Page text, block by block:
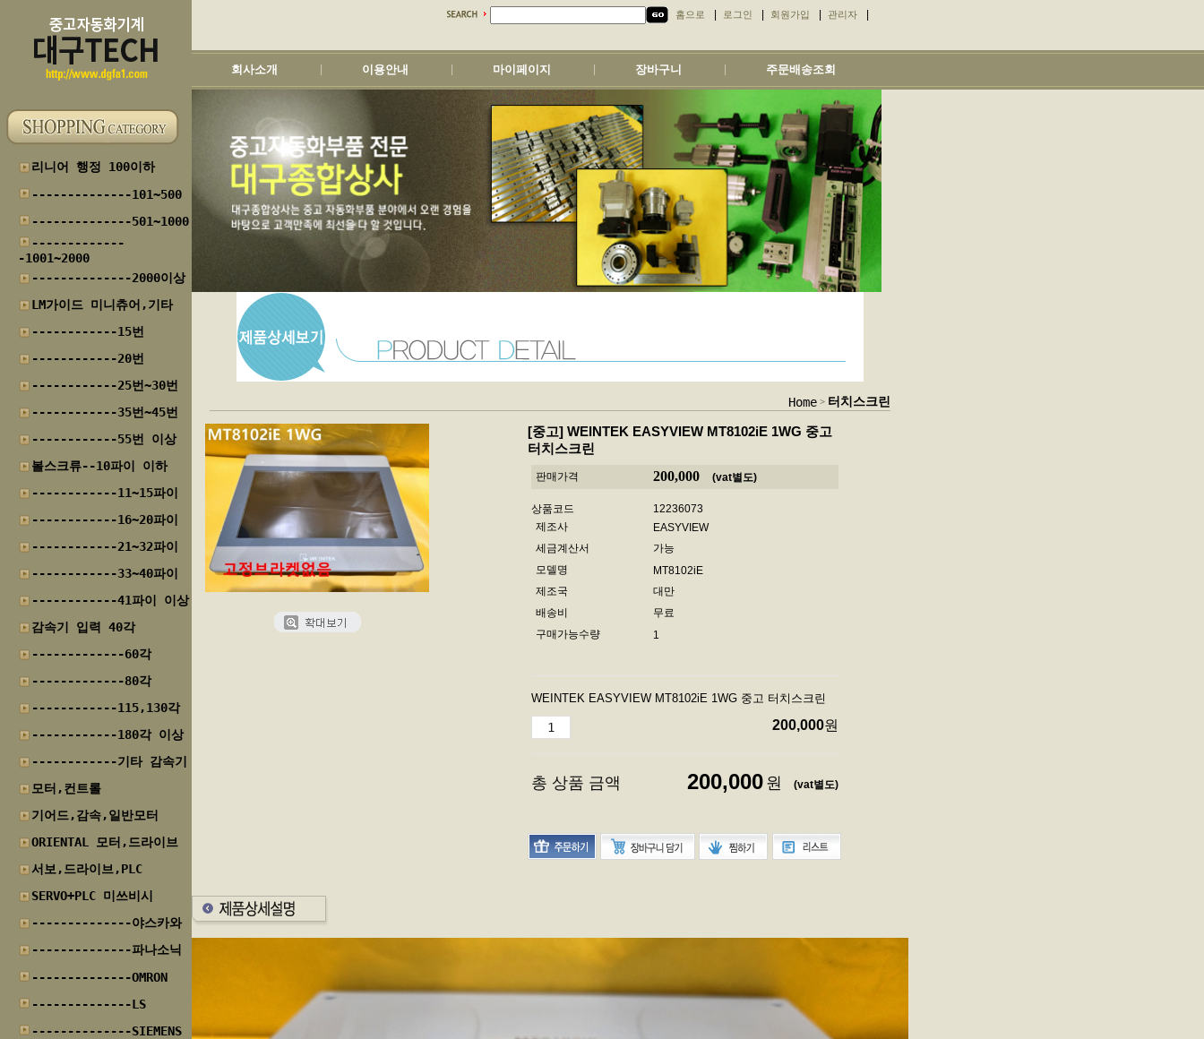
홈으로 로그인 회원가입 관리자
회사소개 이용안내 마이페이지 장바구니 주문배송조회
리니어 행정 100이하
--------------101~500
--------------501~1000
-------------
-1001~2000
--------------2000이상
LM가이드 미니츄어,기타
------------15번
------------20번
------------25번~30번
------------35번~45번
------------55번 이상
볼스크류--10파이 이하
------------11~15파이
------------16~20파이
------------21~32파이
------------33~40파이
------------41파이 이상
감속기 입력 40각
-------------60각
-------------80각
------------115,130각
------------180각 이상
------------기타 감속기
모터,컨트롤
기어드,감속,일반모터
ORIENTAL 모터,드라이브
서보,드라이브,PLC
SERVO+PLC 미쓰비시
--------------야스카와
--------------파나소닉
--------------OMRON
--------------LS
--------------SIEMENS
Home > 터치스크린
[중고] WEINTEK EASYVIEW MT8102iE 1WG 중고
터치스크린
판매가격 200,000 (vat별도)
상품코드
12236073
제조사
EASYVIEW
세금계산서
가능
모델명
MT8102iE
제조국
대만
배송비
무료
구매가능수량
1
WEINTEK EASYVIEW MT8102iE 1WG 중고 터치스크린
200,000원
총 상품 금액 200,000 원 (vat별도)